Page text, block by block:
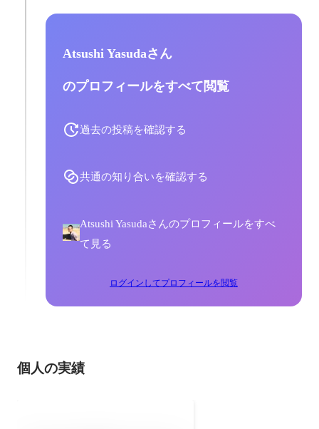
Atsushi Yasudaさん
のプロフィールをすべて閲覧
過去の投稿を確認する
共通の知り合いを確認する
Atsushi Yasudaさんのプロフィールをすべ
て見る
ログインしてプロフィールを閲覧
個人の実績